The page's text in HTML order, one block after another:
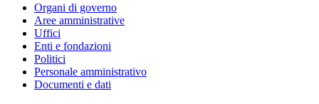
Organi di governo
Aree amministrative
Uffici
Enti e fondazioni
Politici
Personale amministrativo
Documenti e dati